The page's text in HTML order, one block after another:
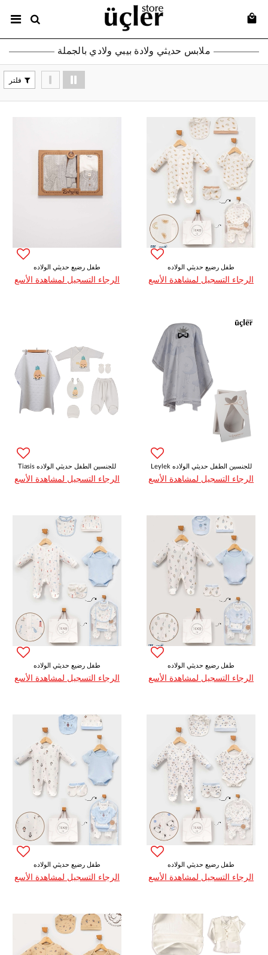
ملابس حديثي ولادة بيبي ولادي بالجملة
فلتر
طفل رضيع حديثي الولاده
الرجاء التسجيل لمشاهدة الأسع
طفل رضيع حديثي الولاده
الرجاء التسجيل لمشاهدة الأسع
Tiasis للجنسين الطفل حديثي الولاده
الرجاء التسجيل لمشاهدة الأسع
Leylek للجنسين الطفل حديثي الولاده
الرجاء التسجيل لمشاهدة الأسع
طفل رضيع حديثي الولاده
الرجاء التسجيل لمشاهدة الأسع
طفل رضيع حديثي الولاده
الرجاء التسجيل لمشاهدة الأسع
طفل رضيع حديثي الولاده
الرجاء التسجيل لمشاهدة الأسع
طفل رضيع حديثي الولاده
الرجاء التسجيل لمشاهدة الأسع